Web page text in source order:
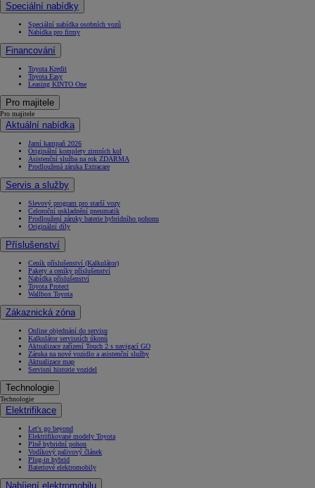
Speciální nabídky
Speciální nabídka osobních vozů
Nabídka pro firmy
Financování
Toyota Kredit
Toyota Easy
Leasing KINTO One
Pro majitele
Pro majitele
Aktuální nabídka
Jarní kampaň 2026
Originální komplety zimních kol
Asistenční služba na rok ZDARMA
Prodloužená záruka Extracare
Servis a služby
Slevový program pro starší vozy
Celoroční uskladnění pneumatik
Prodloužení záruky baterie hybridního pohonu
Originální díly
Příslušenství
Ceník příslušenství (Kalkulátor)
Pakety a ceníky příslušenství
Nabídka příslušenství
Toyota Protect
Wallbox Toyota
Zákaznická zóna
Online objednání do servisu
Kalkulátor servisních úkonů
Aktualizace zařízení Touch 2 s navigací GO
Záruka na nové vozidlo a asistenční služby
Aktualizace map
Servisní historie vozidel
Technologie
Technologie
Elektrifikace
Let's go beyond
Elektrifikované modely Toyota
Plně hybridní pohon
Vodíkový palivový článek
Plug-in hybrid
Bateriové elektromobily
Nabíjení elektromobilu